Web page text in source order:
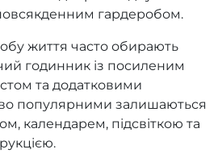
гардеробом.
життя часто обирають
годинник із посиленим
та додатковими
популярними залишаються
календарем, підсвіткою та